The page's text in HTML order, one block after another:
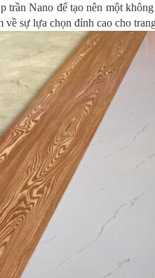
trần Nano để tạo nên một
về sự lựa chọn đỉnh cao cho